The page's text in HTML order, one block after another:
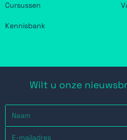
Cursussen
Kennisbank
Wilt u onze